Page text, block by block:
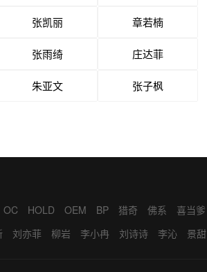
张凯丽 章若楠
张雨绮 庄达菲
朱亚文 张子枫
OC
HOLD OEM BP 猎奇 佛系 喜当爹
掮客
K9 抓马 IP 梦女 BINGO 奥利给
刘亦菲 柳岩 李小冉 刘诗诗 李沁 景甜